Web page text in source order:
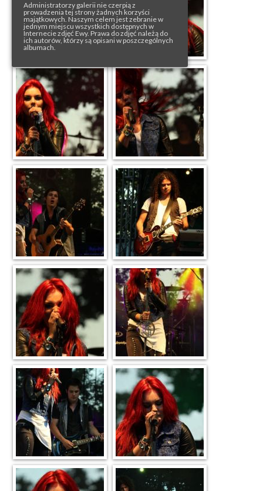
Administratorzy galerii nie czerpią z
prowadzenia tej strony żadnych korzyści
majątkowych. Naszym celem jest zebranie w
jednym miejscu wszystkich dostępnych w
Internecie zdjęć Ewy. Prawa do zdjęć należą do
ich autorów, którzy są opisani w poszczególnych
albumach.